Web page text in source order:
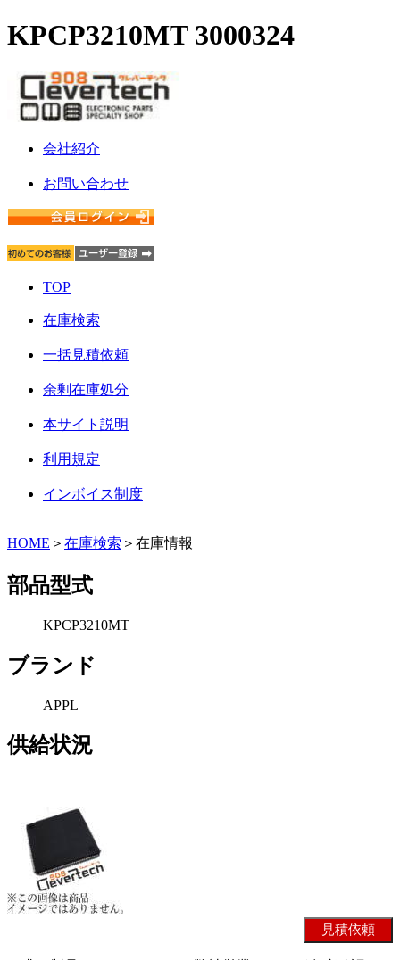
KPCP3210MT 3000324
会社紹介
お問い合わせ
TOP
在庫検索
一括見積依頼
余剰在庫処分
本サイト説明
利用規定
インボイス制度
HOME ＞ 在庫検索 ＞在庫情報
部品型式
KPCP3210MT
ブランド
APPL
供給状況